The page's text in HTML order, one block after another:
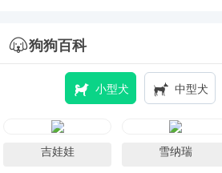
狗狗百科
小型犬 中型犬
吉娃娃 雪纳瑞